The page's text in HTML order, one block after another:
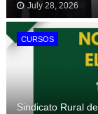
July 28, 2026
CURSOS
Sindicato Rural